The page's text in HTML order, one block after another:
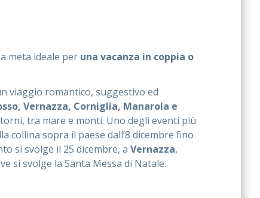
meta ideale per una vacanza in coppia o
viaggio romantico, suggestivo ed
Vernazza, Corniglia, Manarola e
tra mare e monti. Uno degli eventi più
collina sopra il paese dall’8 dicembre fino
si svolge il 25 dicembre, a Vernazza,
si svolge la Santa Messa di Natale.